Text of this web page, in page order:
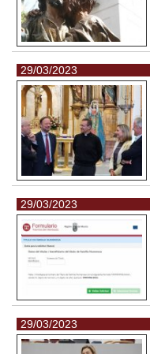
29/03/2023
29/03/2023
29/03/2023